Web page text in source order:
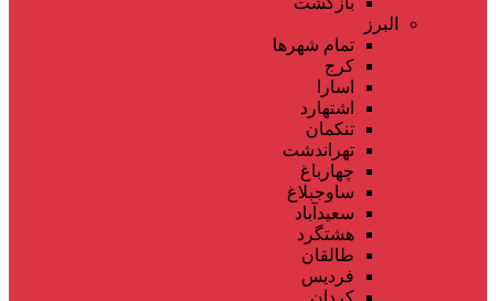
البرز
تمام شهر‌ها
کرج
اسارا
اشتهارد
تنکمان
تهراندشت
چهارباغ
ساوجبلاغ
سعیدآباد
هشتگرد
طالقان
فردیس
کردان